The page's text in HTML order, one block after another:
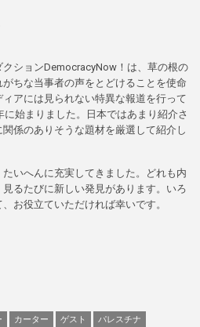
ションDemocracyNow！は、草の根の
ちな当事者の声をとどけることを使命
アには見られない特異な報道を行って
始まりました。日本ではあまり紹介さ
係のありそうな題材を厳選して紹介し
いへんに充実してきました。どれも内
るたびに新しい発見があります。いろ
お役立ていただければ幸いです。
カーター ゲスト パレスチナ